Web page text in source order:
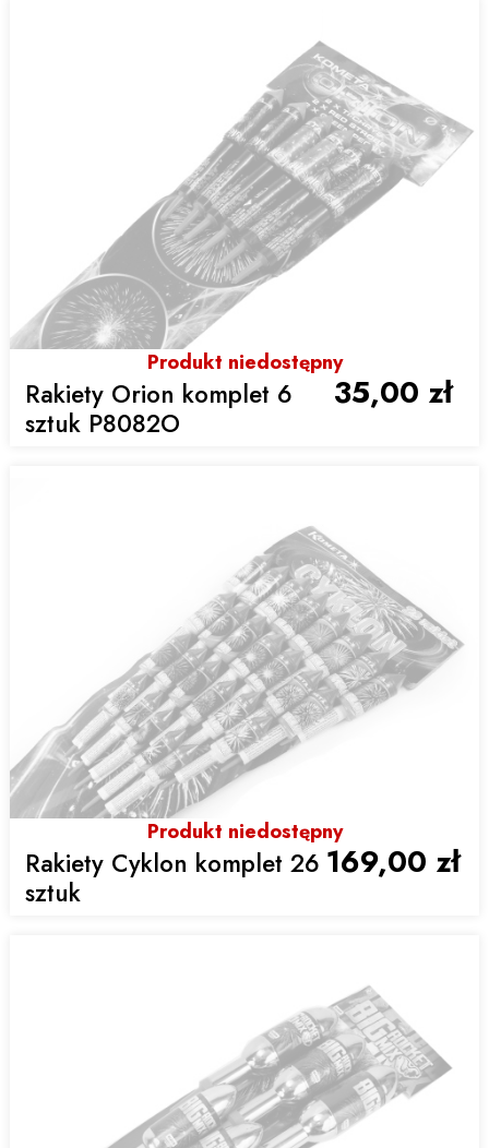
Produkt niedostępny
Rakiety Orion komplet 6
sztuk P8082O
35,00 zł
Produkt niedostępny
Rakiety Cyklon komplet 26
sztuk
169,00 zł